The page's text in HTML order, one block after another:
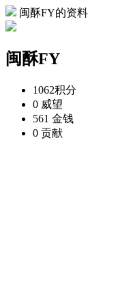
闽酥FY的资料
闽酥FY
1062积分
0 威望
561 金钱
0 贡献